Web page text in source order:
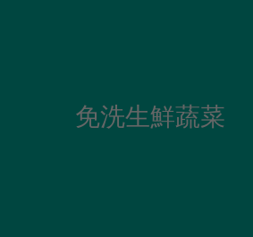
免洗生鮮蔬菜